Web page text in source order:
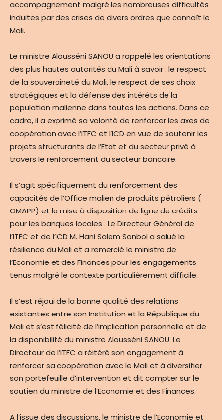
accompagnement malgré les nombreuses difficultés
induites par des crises de divers ordres que connaît le
Mali.
Le ministre Alousséni SANOU a rappelé les orientations
des plus hautes autorités du Mali à savoir : le respect
de la souveraineté du Mali, le respect de ses choix
stratégiques et la défense des intérêts de la
population malienne dans toutes les actions. Dans ce
cadre, il a exprimé sa volonté de renforcer les axes de
coopération avec l’ITFC et l’ICD en vue de soutenir les
projets structurants de l’Etat et du secteur privé à
travers le renforcement du secteur bancaire.
Il s’agit spécifiquement du renforcement des
capacités de l’Office malien de produits pétroliers (
OMAPP) et la mise à disposition de ligne de crédits
pour les banques locales . Le Directeur Général de
l’ITFC et de l’ICD M. Hani Salem Sonbol a salué la
résilience du Mali et a remercié le ministre de
l’Economie et des Finances pour les engagements
tenus malgré le contexte particulièrement difficile.
Il s’est réjoui de la bonne qualité des relations
existantes entre son Institution et la République du
Mali et s’est félicité de l’implication personnelle et de
la disponibilité du ministre Alousséni SANOU. Le
Directeur de l’ITFC a réitéré son engagement à
renforcer sa coopération avec le Mali et à diversifier
son portefeuille d’intervention et dit compter sur le
soutien du ministre de l’Economie et des Finances.
A l’issue des discussions, le ministre de l’Economie et